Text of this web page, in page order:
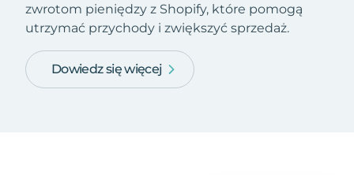
zwrotom pieniędzy z Shopify, które pomogą
utrzymać przychody i zwiększyć sprzedaż.
Dowiedz się więcej